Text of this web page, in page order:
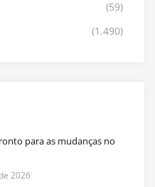
(59)
(1.490)
para as mudanças no
2026